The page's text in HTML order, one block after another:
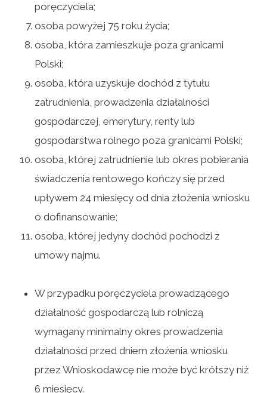
poręczyciela;
osoba powyżej 75 roku życia;
osoba, która zamieszkuje poza granicami
Polski;
osoba, która uzyskuje dochód z tytułu
zatrudnienia, prowadzenia działalności
gospodarczej, emerytury, renty lub
gospodarstwa rolnego poza granicami Polski;
osoba, której zatrudnienie lub okres pobierania
świadczenia rentowego kończy się przed
upływem 24 miesięcy od dnia złożenia wniosku
o dofinansowanie;
osoba, której jedyny dochód pochodzi z
umowy najmu.
W przypadku poręczyciela prowadzącego
działalność gospodarczą lub rolniczą
wymagany minimalny okres prowadzenia
działalności przed dniem złożenia wniosku
przez Wnioskodawcę nie może być krótszy niż
6 miesięcy.